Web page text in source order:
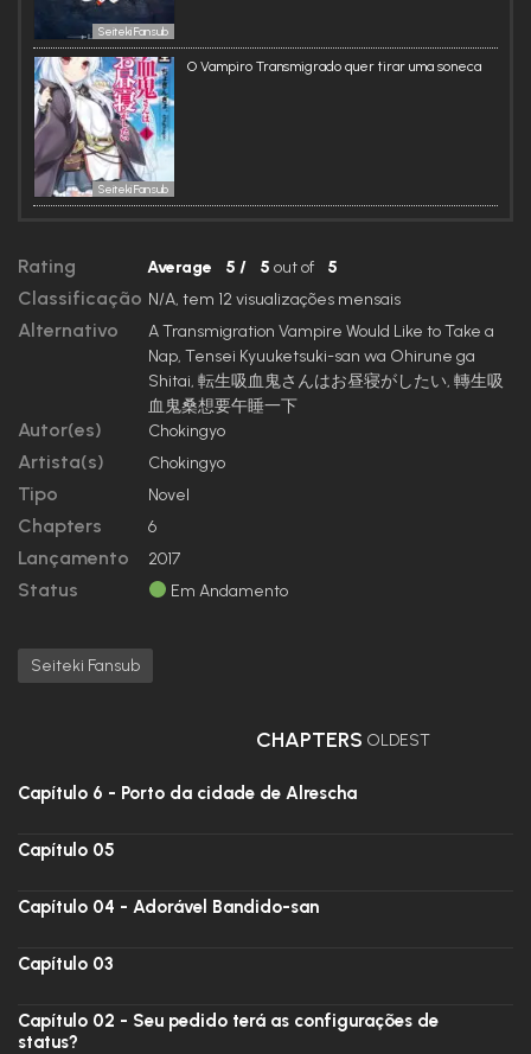
Seiteki Fansub
Seiteki Fansub
O Vampiro Transmigrado quer tirar uma soneca
Rating Average 5 / 5 out of 5
Classificação N/A, tem 12 visualizações mensais
Alternativo
A Transmigration Vampire Would Like to Take a
Nap, Tensei Kyuuketsuki-san wa Ohirune ga
Shitai, 転生吸血鬼さんはお昼寝がしたい, 轉生吸
血鬼桑想要午睡一下
Autor(es) Chokingyo
Artista(s) Chokingyo
Tipo Novel
Chapters 6
Lançamento 2017
Status Em Andamento
Seiteki Fansub
CHAPTERS OLDEST
Capítulo 6 - Porto da cidade de Alrescha
Capítulo 05
Capítulo 04 - Adorável Bandido-san
Capítulo 03
Capítulo 02 - Seu pedido terá as configurações de
status?